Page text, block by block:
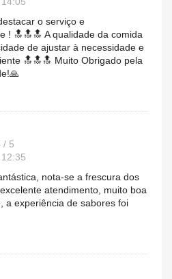
o serviço e
! 🔝🔝🔝 A qualidade da comida
de ajustar à necessidade e
🔝🔝🔝 Muito Obrigado pela
/ 5
nota-se a frescura dos
atendimento, muito boa
a experiência de sabores foi